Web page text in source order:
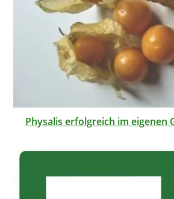
Physalis erfolgreich im eigenen